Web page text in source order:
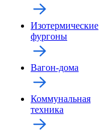
Изотермические
фургоны
Вагон-дома
Коммунальная
техника